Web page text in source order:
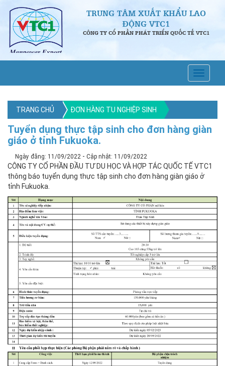
TRUNG TÂM XUẤT KHẨU LAO
ĐỘNG VTC1
CÔNG TY CỔ PHẦN PHÁT TRIỂN QUỐC TẾ VTC1
TRANG CHỦ ĐƠN HÀNG TU NGHIỆP SINH
Tuyển dụng thực tập sinh cho đơn hàng giàn
giáo ở tỉnh Fukuoka.
Ngày đăng: 11/09/2022 - Cập nhật: 11/09/2022
CÔNG TY CỔ PHẦN ĐẦU TƯ DU HỌC VÀ HỢP TÁC QUỐC TẾ VTC1
thông báo tuyển dụng thực tập sinh cho đơn hàng giàn giáo ở
tỉnh Fukuoka.